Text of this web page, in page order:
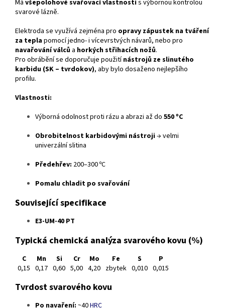
Má všepolohové svařovací vlastnostis výbornou kontrolou
svarové lázně.
Elektroda se využívá zejména pro opravy zápustek na tváření
za teplapomocí jedno- i vícevrstvých návarů, nebo pro
navařování válců a horkých střihacích nožů.
Pro obrábění se doporučuje použitínástrojů ze slinutého
karbidu (SK – tvrdokov), aby bylo dosaženo nejlepšího
profilu.
Vlastnosti:
Výborná odolnost proti rázu a abrazi až do 550 ºC
Obrobitelnost karbidovými nástroji→ velmi
univerzální slitina
Předehřev: 200–300 ºC
Pomalu chladit po svařování
Související specifikace
E3-UM-40 PT
Typická chemická analýza svarového kovu (%)
C Mn Si Cr Mo Fe S
P
0,15 0,17 0,60 5,00 4,20 zbytek 0,010 0,015
Tvrdost svarového kovu
Po navaření: ~40HRC